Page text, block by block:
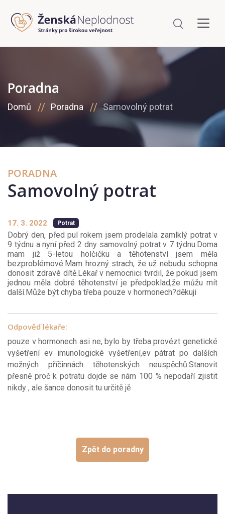
Poradna
Domů Poradna Samovolný potrat
PORADNA
Samovolný potrat
17. 3. 2022 Potrat
Dobrý den, před pul rokem jsem prodelala zamlklý potrat v
9 týdnu a nyní před 2 dny samovolný potrat v 7 týdnu.Doma
mam již 5-letou holčičku a těhotenství jsem měla
bezproblémové.Mam hrozný strach, že už nebudu schopna
donosit zdravé dítě.Lékař v nemocnici tvrdil, že pokud jsem
jednou měla dobré těhotenství je předpoklad,že můžu mít
další.Může být chyba třeba pouze v hormonech?děkuji
Odpověď lékaře:
pouze v hormonech asi ne, bylo by třeba provézt genetické
vyšetření ev imunologické vyšetření,ev pátrat po dalších
možných příčinnách těhotenských neuspěchů.Stanovit
přesně proč k potratu dojde se nám 100 % nepodaří zjistit
nikdy , ale šance donosit tu určitě jě
Zpět do poradny